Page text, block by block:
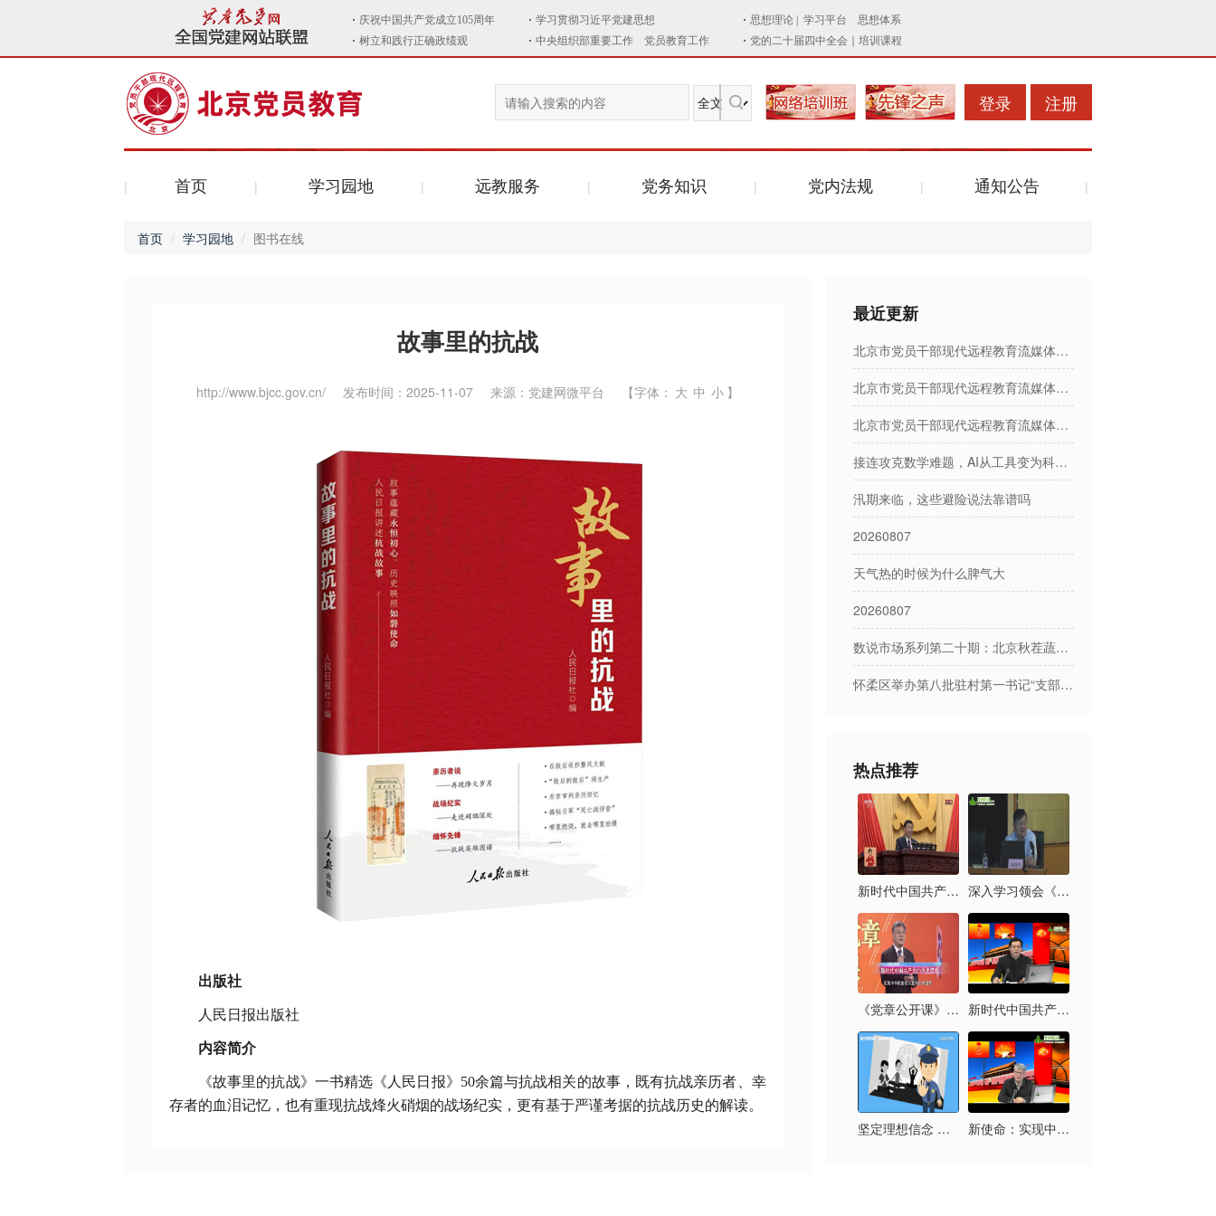
登录 注册
首页 学习园地 远教服务 党务知识 党内法规 通知公告
首页 学习园地 图书在线
故事里的抗战
http://www.bjcc.gov.cn/ 发布时间：2025-11-07 来源：党建网微平台 【字体： 大 中 小 】
出版社
人民日报出版社
内容简介
《故事里的抗战》一书精选《人民日报》 50余篇与抗战相关的故事，既有抗战亲历者
幸
存者的血泪记忆，也有重现抗战烽火硝烟的战场纪实，更有基于严谨考据的抗战历史的解读。
最近更新
北京市党员干部现代远程教育流媒体节目日播出表
北京市党员干部现代远程教育流媒体节目日播出表
北京市党员干部现代远程教育流媒体节目日播出表
接连攻克数学难题，AI从工具变为科研参与者
汛期来临，这些避险说法靠谱吗
20260807
天气热的时候为什么脾气大
20260807
数说市场系列第二十期：北京秋茬蔬菜市场产销形势分析
怀柔区举办第八批驻村第一书记“支部分享荟”
热点推荐
新时代中国共产党的历史使命 深入学习领会《习近平新时代中国特色社会主义思想三十讲》
《党章公开课》第六讲：新时代中国共产党的历史使命 新时代中国共产党的历史使命及其实现路径
坚定理想信念 拒绝邪教腐蚀 新使命：实现中华民族伟大复兴